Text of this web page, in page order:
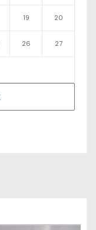
19 20
26 27